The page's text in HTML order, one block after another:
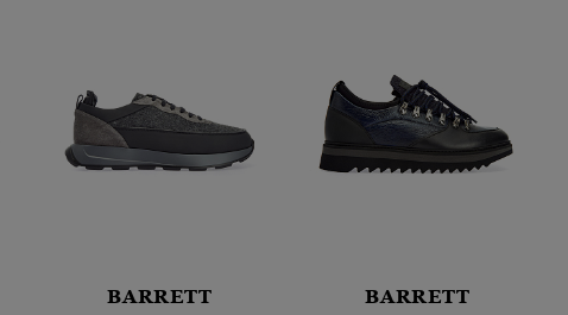
BARRETT BARRETT